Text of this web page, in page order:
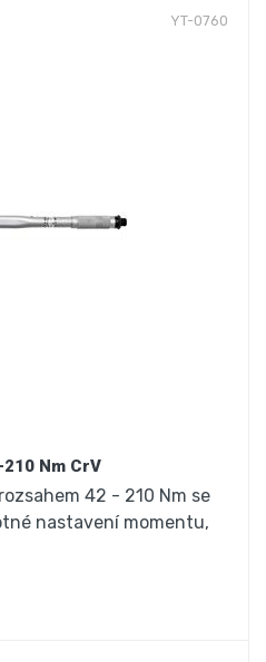
YT-0760
Nm CrV
42 - 210 Nm se
nastavení momentu,